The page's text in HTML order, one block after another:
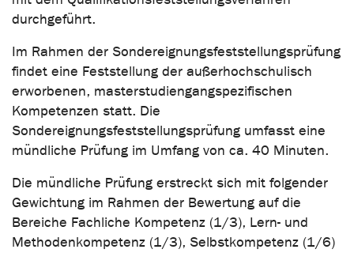
durchgeführt.
Im Rahmen der Sondereignungsfeststellungsprüfung
findet eine Feststellung der außerhochschulisch
erworbenen, masterstudiengangspezifischen
Kompetenzen statt. Die
Sondereignungsfeststellungsprüfung umfasst eine
mündliche Prüfung im Umfang von ca. 40 Minuten.
Die mündliche Prüfung erstreckt sich mit folgender
Gewichtung im Rahmen der Bewertung auf die
Bereiche Fachliche Kompetenz (1/3), Lern- und
Methodenkompetenz (1/3), Selbstkompetenz (1/6)